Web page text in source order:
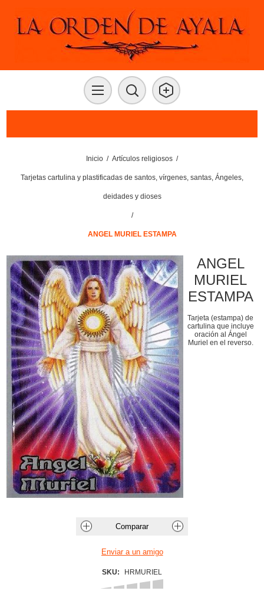
Inicio / Artículos religiosos /
Tarjetas cartulina y plastificadas de santos, vírgenes, santas, Ángeles,
deidades y dioses
/
ANGEL MURIEL ESTAMPA
ANGEL
MURIEL
ESTAMPA
Tarjeta (estampa) de
cartulina que incluye
oración al Ángel
Muriel en el reverso.
SKU: HRMURIEL